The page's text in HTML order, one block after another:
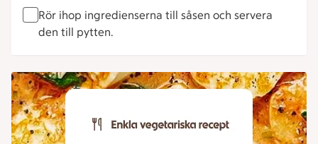
Rör ihop ingredienserna till såsen och servera
den till pytten.